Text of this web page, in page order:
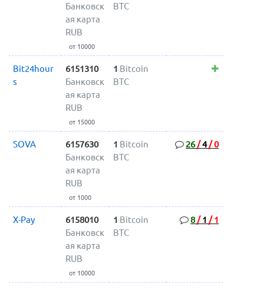
Банковск
ая карта
RUB
от 10000
BTC
Bit24hour
s
6151310
Банковск
ая карта
RUB
от 15000
1 Bitcoin
BTC
SOVA
6157630
Банковск
ая карта
RUB
от 1000
1 Bitcoin
BTC
26/4/0
X-Pay
6158010
Банковск
ая карта
RUB
от 10000
1 Bitcoin
BTC
8/ 1 / 1